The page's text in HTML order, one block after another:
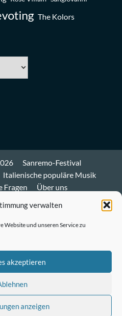
verwalten
Website und unseren Service zu
akzeptieren
anzeigen
The Kolors
Sanremo-Festival
Italienische populäre Musik
Fragen
Über uns